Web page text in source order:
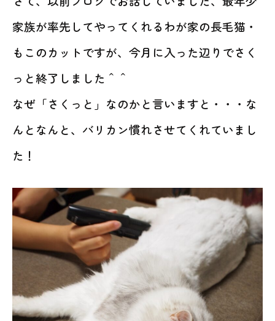
家族が率先してやってくれるわが家の長毛猫・
もこのカットですが、今月に入った辺りでさく
っと終了しました＾＾
なぜ「さくっと」なのかと言いますと・・・な
んとなんと、バリカン慣れさせてくれていまし
た！